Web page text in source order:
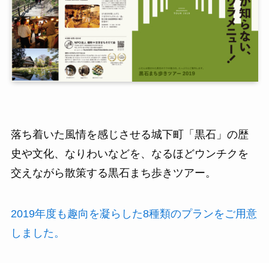
落ち着いた風情を感じさせる城下町「黒石」の歴
史や文化、なりわいなどを、なるほどウンチクを
交えながら散策する黒石まち歩きツアー。
2019年度も趣向を凝らした8種類のプランをご用意
しました。